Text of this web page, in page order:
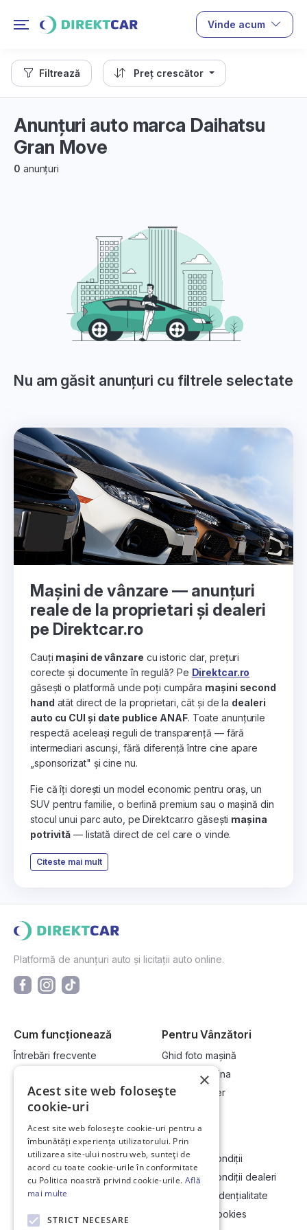
Vinde acum
Filtrează Preț crescător
Anunțuri auto marca Daihatsu
Gran Move
0 anunțuri
Nu am găsit anunțuri cu filtrele selectate
Mașini de vânzare — anunțuri
reale de la proprietari și dealeri
pe Direktcar.ro
Cauți mașini de vânzare cu istoric clar, prețuri
corecte și documente în regulă? Pe Direktcar.ro
găsești o platformă unde poți cumpăra mașini second
hand atât direct de la proprietari, cât și de la dealeri
auto cu CUI și date publice ANAF. Toate anunțurile
respectă aceleași reguli de transparență — fără
intermediari ascunși, fără diferență între cine apare
„sponsorizat" și cine nu.
Fie că îți dorești un model economic pentru oraș, un
SUV pentru familie, o berlină premium sau o mașină din
stocul unui parc auto, pe Direktcar.ro găsești mașina
potrivită — listată direct de cel care o vinde.
Citeste mai mult
Platformă de anunțuri auto și licitații auto online.
Cum funcționează
Întrebări frecvente
Cum vând la licitație?
Pentru Vânzători
Ghid foto mașină
Vinde-ți mașina
Devino dealer
Link-uri utile
Informații utile vizionare
Contact
Soluționarea Online a litigiilor
ANCP
Compania
Termeni și condiții
Termeni și condiții dealeri
Politică confidențialitate
Politica de cookies
×
Acest site web folosește
cookie-uri
Acest site web folosește cookie-uri pentru a
îmbunătăți experiența utilizatorului. Prin
utilizarea site-ului nostru web, sunteți de
acord cu toate cookie-urile în conformitate
cu Politica noastră privind cookie-urile. Află
mai multe
STRICT NECESARE